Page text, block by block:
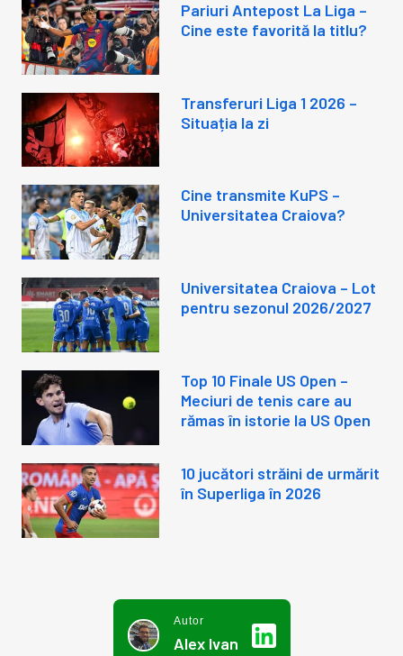
Pariuri Antepost La Liga –
Cine este favorită la titlu?
Transferuri Liga 1 2026 –
Situația la zi
Cine transmite KuPS –
Universitatea Craiova?
Universitatea Craiova – Lot
pentru sezonul 2026/2027
Top 10 Finale US Open –
Meciuri de tenis care au
rămas în istorie la US Open
10 jucători străini de urmărit
în Superliga în 2026
Autor
Alex Ivan